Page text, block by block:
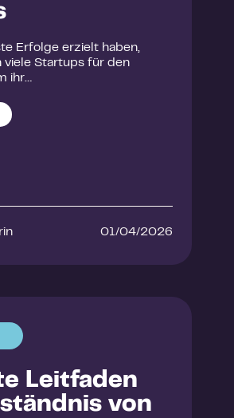
Erfolge erzielt haben,
viele Startups für den
ihr…
01/04/2026
Leitfaden
von